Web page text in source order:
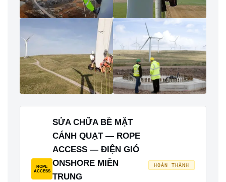
ROPE
ACCESS
SỬA CHỮA BỀ MẶT
CÁNH QUẠT — ROPE
ACCESS — ĐIỆN GIÓ
ONSHORE MIỀN
TRUNG
HOÀN THÀNH